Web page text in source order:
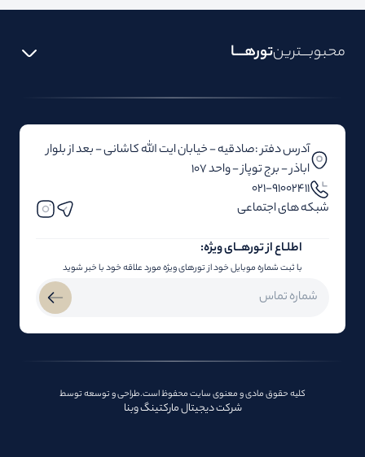
محبوبـــترینتورهــــا
آدرس دفتر :صادقیه - خیابان ایت الله کاشانی - بعد از بلوار‌‌
اباذر - برج توپاز - واحد 107
۰۲۱-91002411
شبکه های اجتماعی
اطلـاع از تور‌هــای ویژه:
با ثبت شماره موبایل خود از تورهای ویژه مورد علاقه خود با خبر شوید
کلیه حقوق مادی و معنوی سایت محفوظ است.طراحی و توسعه توسط
شرکت دیجیتال مارکتینگ وبنا